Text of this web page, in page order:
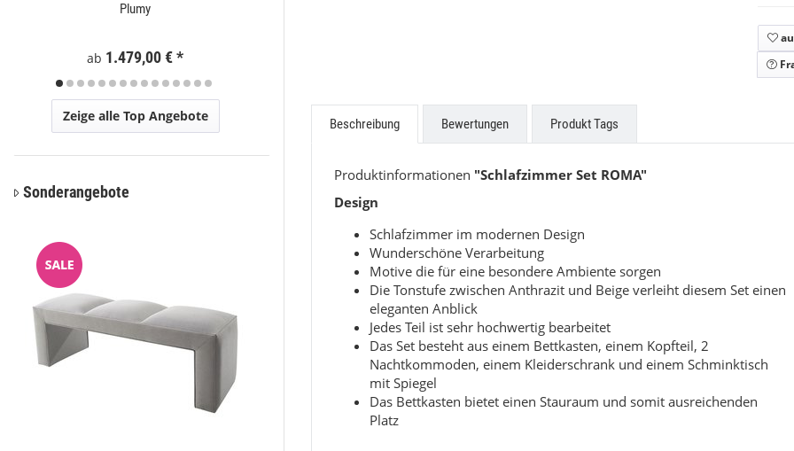
Beschreibung Bewertungen Produkt Tags
Produktinformationen "Schlafzimmer Set ROMA"
Design
Schlafzimmer im modernen Design
Wunderschöne Verarbeitung
Motive die für eine besondere Ambiente sorgen
Die Tonstufe zwischen Anthrazit und Beige verleiht diesem Set einen
eleganten Anblick
Jedes Teil ist sehr hochwertig bearbeitet
Das Set besteht aus einem Bettkasten, einem Kopfteil, 2
Nachtkommoden, einem Kleiderschrank und einem Schminktisch
mit Spiegel
Das Bettkasten bietet einen Stauraum und somit ausreichenden
Platz
Plumy
ab 1.479,00 €*
Zeige alle Top Angebote
Sonderangebote